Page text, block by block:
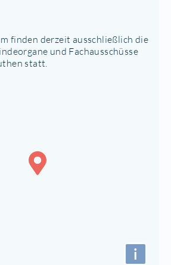
finden derzeit ausschließlich die
und Fachausschüsse
statt.
i